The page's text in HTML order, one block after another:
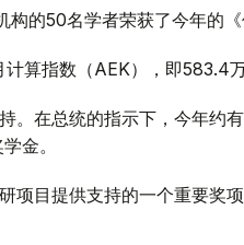
的50名学者荣获了今年的《
算指数（AEK），即583.4
。在总统的指示下，今年约
金。
项目提供支持的一个重要奖